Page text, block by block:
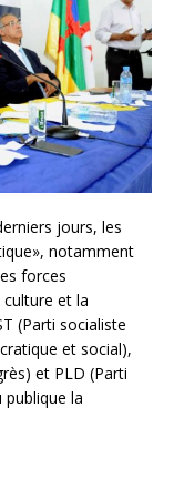
jours, les
notamment
forces
et la
(Parti socialiste
et social),
et PLD (Parti
la